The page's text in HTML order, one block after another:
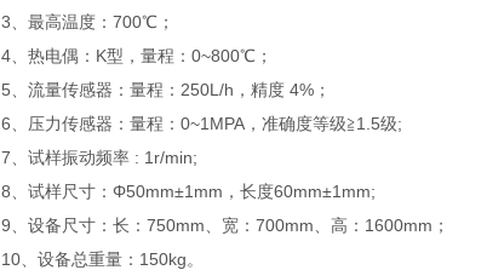
3、最高温度：700℃；
4、热电偶：K型，量程：0~800℃；
5、流量传感器：量程：250L/h，精度 4%；
6、压力传感器：量程：0~1MPA，准确度等级≧1.5级;
7、试样振动频率 : 1r/min;
8、试样尺寸：Φ50mm±1mm，长度60mm±1mm;
9、设备尺寸：长：750mm、宽：700mm、高：1600mm；
10、设备总重量：150kg。